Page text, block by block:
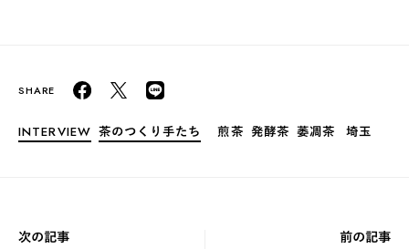
INTERVIEW 茶のつくり手たち 煎茶 発酵茶 萎凋茶 埼玉
次の記事 前の記事